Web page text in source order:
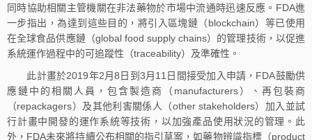
同時協助相關主管機關在非法藥物於市場中流通時迅速反應。FDA進
一步指出，為達到這些目的，將引入區塊鏈（blockchain）等已使用
在全球食品供應鏈（global food supply chains）的管理技術，以促進
系統運作過程中的可追蹤性（traceability）及準確性。
此計畫於2019年2月8日到3月11日間接受加入申請，FDA鼓勵供
應鏈中的相關人員，包含製造商（manufacturers）、再包裝商
（repackagers）及其他利害關係人（other stakeholders）加入並試
行計畫中開發的運作系統等技術，以加強產品使用狀況的管理。此
外，FDA未來將持續公布相關的指引草案，如藥物辨識指標（product